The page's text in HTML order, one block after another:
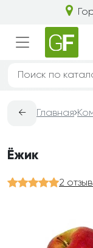
← Главная
Ёжик
2